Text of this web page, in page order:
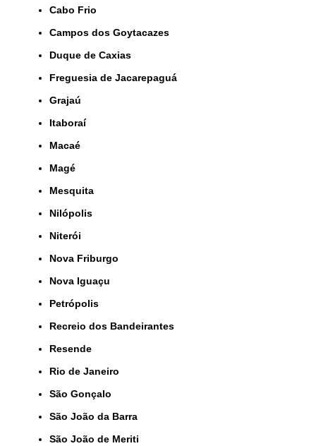
Cabo Frio
Campos dos Goytacazes
Duque de Caxias
Freguesia de Jacarepaguá
Grajaú
Itaboraí
Macaé
Magé
Mesquita
Nilópolis
Niterói
Nova Friburgo
Nova Iguaçu
Petrópolis
Recreio dos Bandeirantes
Resende
Rio de Janeiro
São Gonçalo
São João da Barra
São João de Meriti